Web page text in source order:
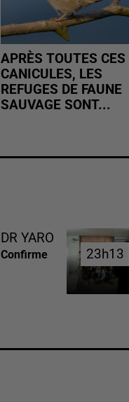
APRÈS TOUTES CES
CANICULES, LES
REFUGES DE FAUNE
SAUVAGE SONT...
DR YARO
Confirme 23h13
23h13